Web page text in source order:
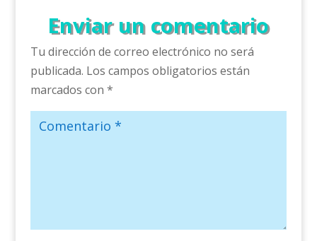
Enviar un comentario
Tu dirección de correo electrónico no será
publicada. Los campos obligatorios están
marcados con *